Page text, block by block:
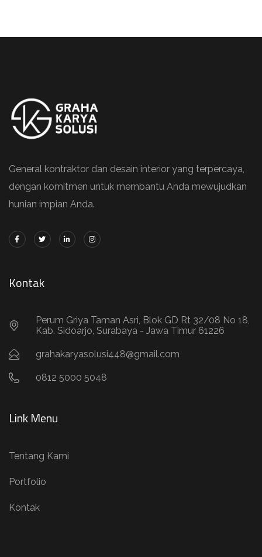
General kontraktor dan desain interior yang terpercaya,
dengan komitmen untuk membantu Anda mewujudkan
hunian impian Anda.
Kontak
Perum Griya Taman Asri, Blok GD Rt 32/08 No 18,
Kab. Sidoarjo, Surabaya - Jawa Timur 61226
grahakaryasolusi448@gmail.com
0812 5000 5048
Link Menu
Tentang Kami
Portfolio
Kontak